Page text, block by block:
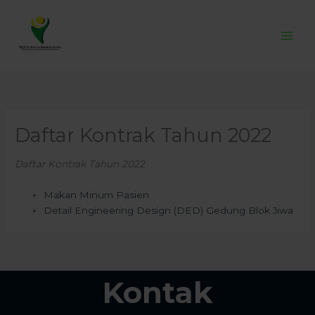
content
Daftar Kontrak Tahun 2022
Daftar Kontrak Tahun 2022
Makan Minum Pasien
Detail Engineering Design (DED) Gedung Blok Jiwa
Kontak